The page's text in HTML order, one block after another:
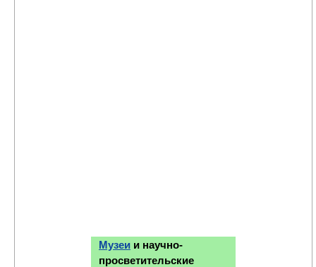
Музеи и научно-
просветительские